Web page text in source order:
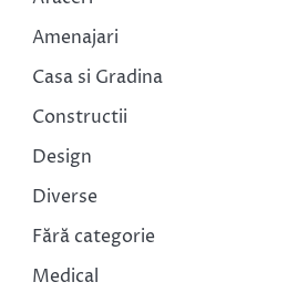
Amenajari
Casa si Gradina
Constructii
Design
Diverse
Fără categorie
Medical